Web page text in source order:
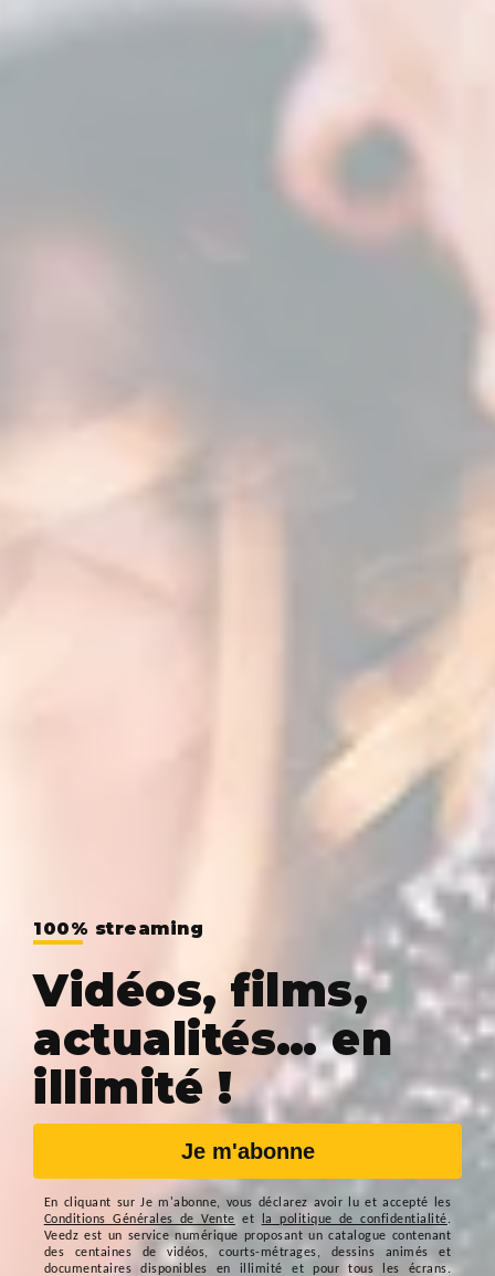
100% streaming
Vidéos, films,
actualités… en
illimité !
Je m'abonne
En cliquant surJe m'abonne, vous déclarez avoir lu et accepté les
Conditions Générales de Vente et la politique de confidentialité.
Veedz est un service numérique proposant un catalogue contenant
des centaines de vidéos, courts-métrages, dessins animés et
documentaires disponibles en illimité et pour tous les écrans.